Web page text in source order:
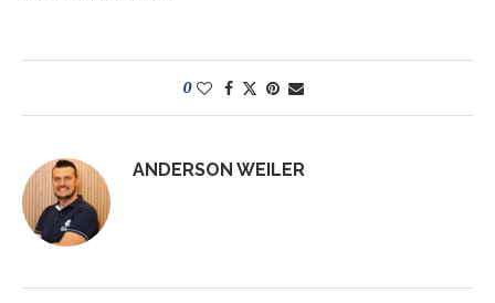
0
ANDERSON WEILER